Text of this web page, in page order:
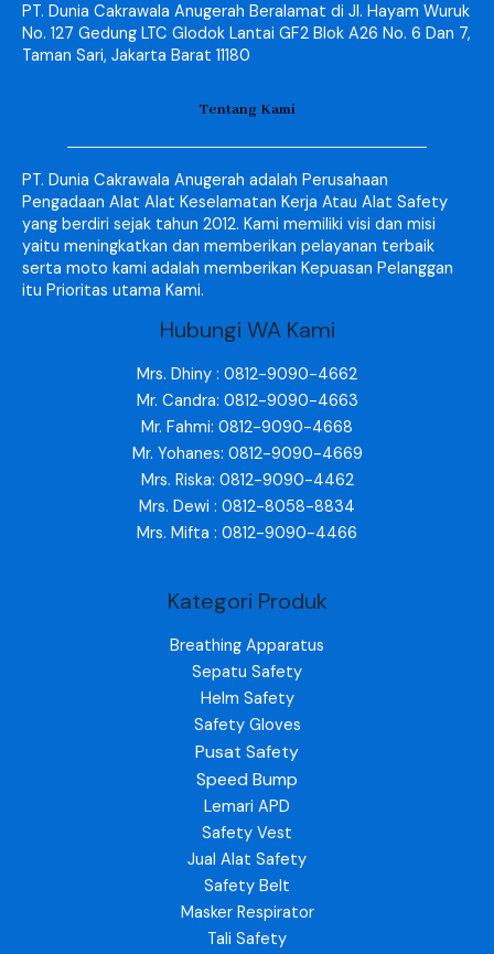
PT. Dunia Cakrawala Anugerah Beralamat di Jl. Hayam Wuruk
No. 127 Gedung LTC Glodok Lantai GF2 Blok A26 No. 6 Dan 7,
Taman Sari, Jakarta Barat 11180
Tentang Kami
PT. Dunia Cakrawala Anugerah adalah Perusahaan
Pengadaan Alat Alat Keselamatan Kerja Atau Alat Safety
yang berdiri sejak tahun 2012. Kami memiliki visi dan misi
yaitu meningkatkan dan memberikan pelayanan terbaik
serta moto kami adalah memberikan Kepuasan Pelanggan
itu Prioritas utama Kami.
Hubungi WA Kami
Mrs. Dhiny : 0812-9090-4662
Mr. Candra: 0812-9090-4663
Mr. Fahmi: 0812-9090-4668
Mr. Yohanes: 0812-9090-4669
Mrs. Riska: 0812-9090-4462
Mrs. Dewi : 0812-8058-8834
Mrs. Mifta : 0812-9090-4466
Kategori Produk
Breathing Apparatus
Sepatu Safety
Helm Safety
Safety Gloves
Pusat Safety
Speed Bump
Lemari APD
Safety Vest
Jual Alat Safety
Safety Belt
Masker Respirator
Tali Safety